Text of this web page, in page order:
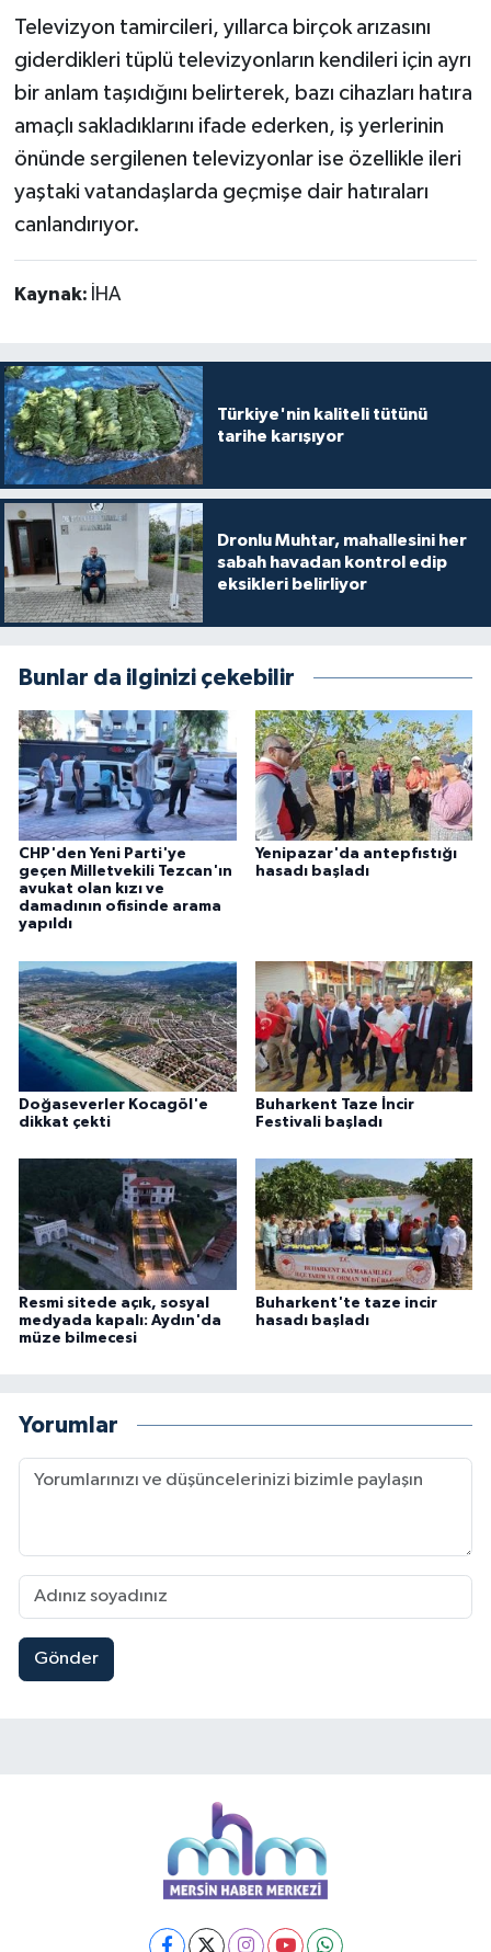
Televizyon tamircileri, yıllarca birçok arızasını
giderdikleri tüplü televizyonların kendileri için ayrı
bir anlam taşıdığını belirterek, bazı cihazları hatıra
amaçlı sakladıklarını ifade ederken, iş yerlerinin
önünde sergilenen televizyonlar ise özellikle ileri
yaştaki vatandaşlarda geçmişe dair hatıraları
canlandırıyor.
Kaynak: İHA
Türkiye'nin kaliteli tütünü
tarihe karışıyor
Dronlu Muhtar, mahallesini her
sabah havadan kontrol edip
eksikleri belirliyor
Bunlar da ilginizi çekebilir
CHP'den Yeni Parti'ye
geçen Milletvekili Tezcan'ın
avukat olan kızı ve
damadının ofisinde arama
yapıldı
Yenipazar'da antepfıstığı
hasadı başladı
Doğaseverler Kocagöl'e
dikkat çekti
Buharkent Taze İncir
Festivali başladı
Resmi sitede açık, sosyal
medyada kapalı: Aydın'da
müze bilmecesi
Buharkent'te taze incir
hasadı başladı
Yorumlar
Gönder